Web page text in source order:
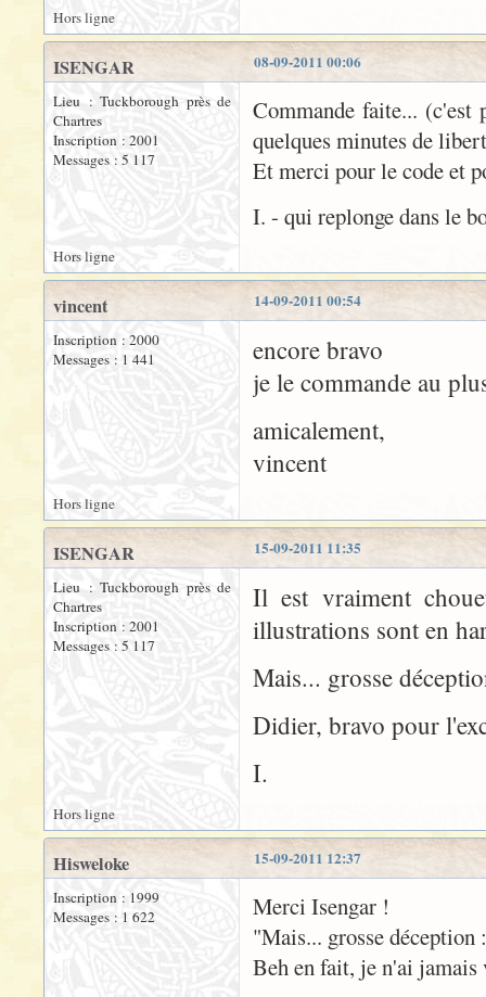
Hors ligne
08-09-2011 00:06
ISENGAR
Lieu : Tuckborough près de
Chartres
Inscription : 2001
Messages : 5 117
Commande faite...
quelques minutes de
Et merci pour le code et
I. - qui replonge dans le
Hors ligne
14-09-2011 00:54
vincent
Inscription : 2000
Messages : 1 441
encore bravo
je le commande au
amicalement,
vincent
Hors ligne
15-09-2011 11:35
ISENGAR
Lieu : Tuckborough près de
Chartres
Inscription : 2001
Messages : 5 117
Il est vraiment
illustrations sont en
Mais... grosse
Didier, bravo pour
I.
Hors ligne
15-09-2011 12:37
Hisweloke
Inscription : 1999
Messages : 1 622
Merci Isengar !
"Mais... grosse déception
Beh en fait, je n'ai